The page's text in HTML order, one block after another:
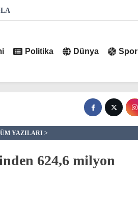
Politika Dünya Spor
YAZILARI
624,6 milyon